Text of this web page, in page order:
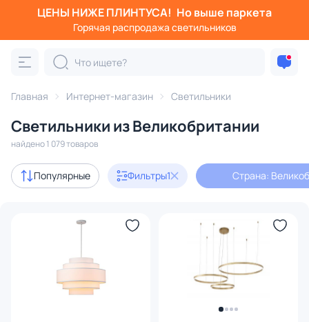
ЦЕНЫ НИЖЕ ПЛИНТУСА! Но выше паркета
Горячая распродажа светильников
Главная Интернет-магазин Светильники
Светильники из Великобритании
найдено 1 079 товаров
Популярные Фильтры1 Страна:
Фильтры
Категория:
Люстры Подвесные светильники Потолочные
Акции 117
Доставка